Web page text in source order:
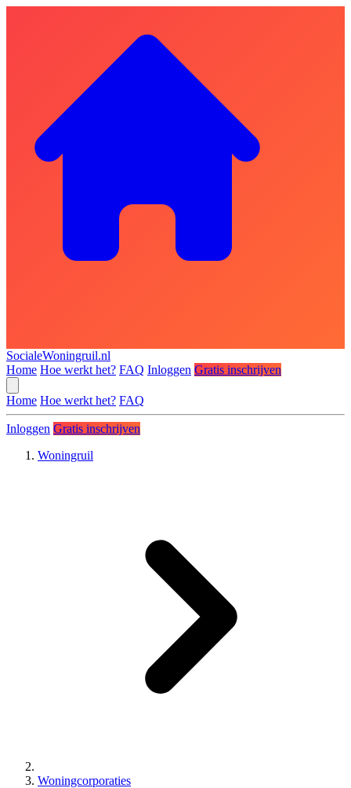
SocialeWoningruil.nl
Home Hoe werkt het? FAQ Inloggen Gratis inschrijven
Home Hoe werkt het? FAQ
Inloggen Gratis inschrijven
Woningruil
Woningcorporaties